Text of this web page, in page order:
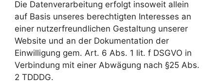
Die Datenverarbeitung erfolgt insoweit allein
auf Basis unseres berechtigten Interesses an
einer nutzerfreundlichen Gestaltung unserer
Website und an der Dokumentation der
Einwilligung gem. Art. 6 Abs. 1 lit. f DSGVO in
Verbindung mit einer Abwägung nach §25 Abs.
2 TDDDG.